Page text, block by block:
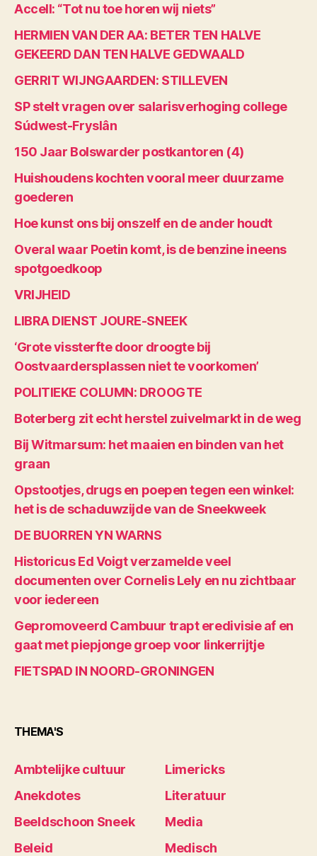
Accell: “Tot nu toe horen wij niets”
HERMIEN VAN DER AA: BETER TEN HALVE
GEKEERD DAN TEN HALVE GEDWAALD
GERRIT WIJNGAARDEN: STILLEVEN
SP stelt vragen over salarisverhoging college
Súdwest-Fryslân
150 Jaar Bolswarder postkantoren (4)
Huishoudens kochten vooral meer duurzame
goederen
Hoe kunst ons bij onszelf en de ander houdt
Overal waar Poetin komt, is de benzine ineens
spotgoedkoop
VRIJHEID
LIBRA DIENST JOURE-SNEEK
‘Grote vissterfte door droogte bij
Oostvaardersplassen niet te voorkomen’
POLITIEKE COLUMN: DROOGTE
Boterberg zit echt herstel zuivelmarkt in de weg
Bij Witmarsum: het maaien en binden van het
graan
Opstootjes, drugs en poepen tegen een winkel:
het is de schaduwzijde van de Sneekweek
DE BUORREN YN WARNS
Historicus Ed Voigt verzamelde veel
documenten over Cornelis Lely en nu zichtbaar
voor iedereen
Gepromoveerd Cambuur trapt eredivisie af en
gaat met piepjonge groep voor linkerrijtje
FIETSPAD IN NOORD-GRONINGEN
THEMA'S
Ambtelijke cultuur
Anekdotes
Beeldschoon Sneek
Beleid
Limericks
Literatuur
Media
Medisch